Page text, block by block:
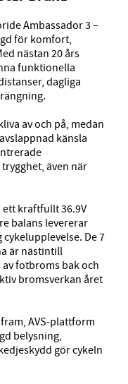
Ambassador 3 –
för komfort,
nästan 20 års
funktionella
dagliga
av och på, medan
känsla
även när
kraftfullt 36.9V
balans levererar
De 7
är nästintill
fotbroms bak och
bromsverkan året
AVS-plattform
belysning,
gör cykeln